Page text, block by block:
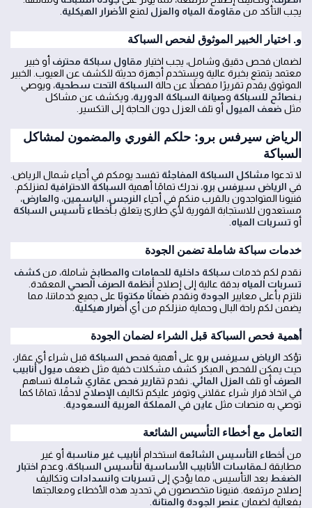
يجب التأكد من مقاومة المياه والعزل لمنع الأضرار الهيكلية
و. اختيار الخبير الموثوق لفحص السباكة
لضمان فحص دقيق وشامل، يجب اختيار مقاول سباكة محترف أو خبير
معتمد يتمتع بخبرة عالية ويستخدم أجهزة حديثة للكشف عن العيوب. الخبير
الموثوق يقدم تقريرًا مفصلاً عن حالة السباكة التحت سطحية، ويوصي
بـ نصائح للسباكة وصيانة السباكة الدورية، ويكشف عن مشاكل
مثل ضعف الميول أو تلف العزل دون الحاجة إلى التكسير.
الرياض سيرفس برو: حلكم الفوري والمضمون لمشاكل
السباكة
لا تدعوا مشاكل السباكة المفاجئة تفسد يومكم في أحياء شمال الرياض.
في الرياض سيرفس برو، ندرك تمامًا أهمية السباكة الاحترافية لمنزلكم.
فنيونا المتواجدون بالقرب منكم في أحياء النرجس، الياسمين، والعارض،
مستعدون للاستجابة الفورية لأي طارئ يتعلق بـأخطاء تأسيس السباكة
أو تسربات المياه
خدمات سباكة شاملة تضمن الجودة
نقدم لكم خدمات سباكة داخلية للحمامات والمطابخ شاملة، منكشف
تسربات المياه بدقة عالية إلى إصلاح أنظمة الصرف الصحي المعقدة.
نلتزم بأعلى معايير الجودة ونقدم ضمانًا مكتوبًا على جميع خدماتنا، مما
يضمن لكم راحة البال وحماية منزلكم من أيأضرار هيكلية
أهمية فحص السباكة قبل الشراء لضمان الجودة
تؤكد الرياض سيرفس برو على أهمية فحص السباكة قبل شراء أي عقار،
حيث يمكن للفحص المبكر كشف مشكلات خفية مثل ضعف ميول أنابيب
الصرف أو تلف العزل المائي . نقدم تقارير فحص عقاري شاملة تساهم
في اتخاذ قرار شراء عقلاني وتوفر عليكم تكاليف الإصلاح لاحقًا، تمامًا كما
توصي به منصات مثل عاين في المملكة العربية السعودية
التعامل مع أخطاء التأسيس الشائعة
منأخطاء التأسيس الشائعة استخدام أنابيب غير مناسبة أو غير
مطابقة لـ مقاسات الأنابيب الأساسية لتأسيس السباكة، وعدم اختبار
الضغط بعد التأسيس، مما يؤدي إلى تسربات وانسدادات وتكاليف
إصلاح مرتفعة. فنيونا متخصصون في تحديد هذه الأخطاء ومعالجتها
بفعالية لضمان عنصر الجودة والمتانة